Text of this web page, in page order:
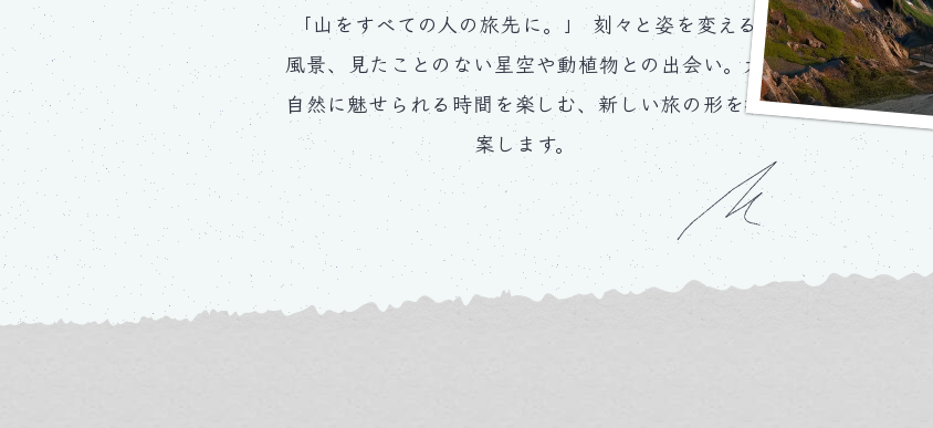
「山をすべての人の旅先に。」 刻々と姿を変える
風景、見たことのない星空や動植物との出会い。大
自然に魅せられる時間を楽しむ、新しい旅の形を提
案します。